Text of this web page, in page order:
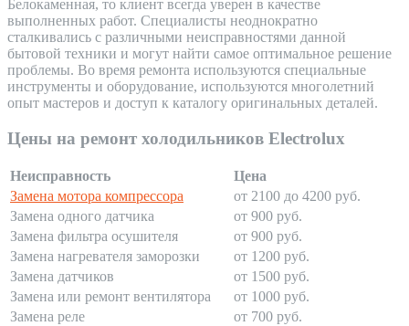
Белокаменная, то клиент всегда уверен в качестве
выполненных работ. Специалисты неоднократно
сталкивались с различными неисправностями данной
бытовой техники и могут найти самое оптимальное решение
проблемы. Во время ремонта используются специальные
инструменты и оборудование, используются многолетний
опыт мастеров и доступ к каталогу оригинальных деталей.
Цены на ремонт холодильников Electrolux
Неисправность
Цена
Замена мотора компрессора
от 2100 до 4200 руб.
Замена одного датчика
от 900 руб.
Замена фильтра осушителя
от 900 руб.
Замена нагревателя заморозки
от 1200 руб.
Замена датчиков
от 1500 руб.
Замена или ремонт вентилятора
от 1000 руб.
Замена реле
от 700 руб.